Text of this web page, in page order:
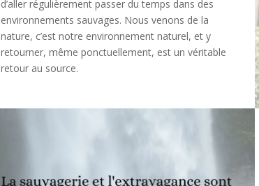
d’aller régulièrement passer du temps dans des
environnements sauvages. Nous venons de la
nature, c’est notre environnement naturel, et y
retourner, même ponctuellement, est un véritable
retour au source.